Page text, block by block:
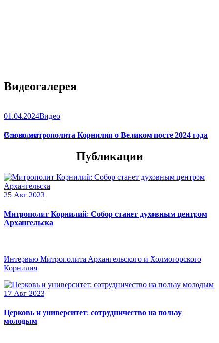
Видеогалерея
01.04.2024Видео
Слово митрополита Корнилия о Великом посте 2024 года
Все видео
Публикации
25 Авг 2023
Митрополит Корнилий: Собор станет духовным центром
Архангельска
Интервью Митрополита Архангельского и Холмогорского
Корнилия
17 Авг 2023
Церковь и университет: сотрудничество на пользу
молодым